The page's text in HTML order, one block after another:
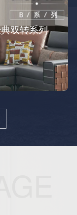
双转系列